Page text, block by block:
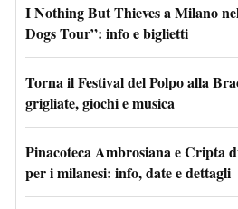
I Nothing But Thieves a Milano
Dogs Tour”: info e biglietti
Torna il Festival del Polpo alla
grigliate, giochi e musica
Pinacoteca Ambrosiana e Cripta
per i milanesi: info, date e dettagli